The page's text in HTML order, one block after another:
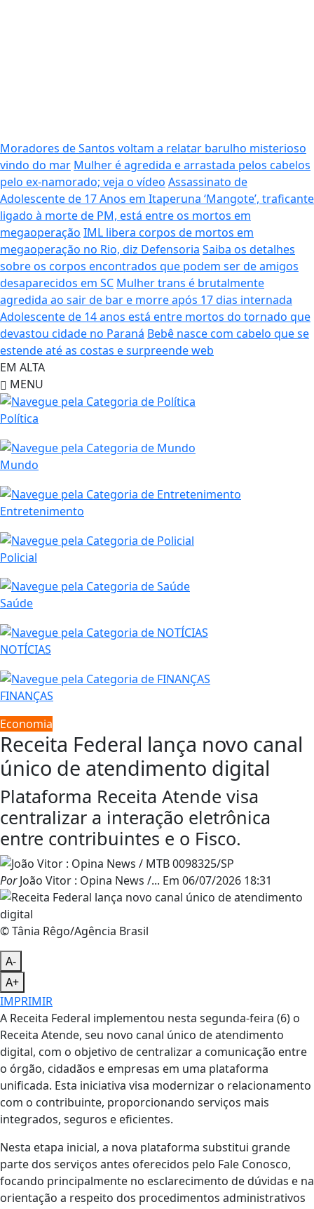
Moradores de Santos voltam a relatar barulho misterioso
vindo do mar Mulher é agredida e arrastada pelos cabelos
pelo ex-namorado; veja o vídeo Assassinato de
Adolescente de 17 Anos em Itaperuna ‘Mangote’, traficante
ligado à morte de PM, está entre os mortos em
megaoperação IML libera corpos de mortos em
megaoperação no Rio, diz Defensoria Saiba os detalhes
sobre os corpos encontrados que podem ser de amigos
desaparecidos em SC Mulher trans é brutalmente
agredida ao sair de bar e morre após 17 dias internada
Adolescente de 14 anos está entre mortos do tornado que
devastou cidade no Paraná Bebê nasce com cabelo que se
estende até as costas e surpreende web
EM ALTA
MENU
Política
Mundo
Entretenimento
Policial
Saúde
NOTÍCIAS
FINANÇAS
Economia
Receita Federal lança novo canal
único de atendimento digital
Plataforma Receita Atende visa
centralizar a interação eletrônica
entre contribuintes e o Fisco.
PorJoão Vitor : Opina News /... Em 06/07/2026 18:31
© Tânia Rêgo/Agência Brasil
A-
A+
IMPRIMIR
A Receita Federal implementou nesta segunda-feira (6) o
Receita Atende, seu novo canal único de atendimento
digital, com o objetivo de centralizar a comunicação entre
o órgão, cidadãos e empresas em uma plataforma
unificada. Esta iniciativa visa modernizar o relacionamento
com o contribuinte, proporcionando serviços mais
integrados, seguros e eficientes.
Nesta etapa inicial, a nova plataforma substitui grande
parte dos serviços antes oferecidos pelo Fale Conosco,
focando principalmente no esclarecimento de dúvidas e na
orientação a respeito dos procedimentos administrativos